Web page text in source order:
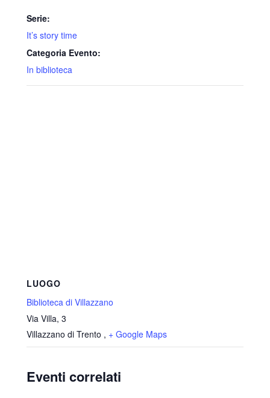
Serie:
It’s story time
Categoria Evento:
In biblioteca
LUOGO
Biblioteca di Villazzano
Via Villa, 3
Villazzano di Trento , + Google Maps
Eventi correlati